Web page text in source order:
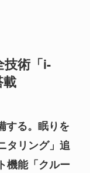
技術「i-
載
する。眠りを
タリング」追
機能「クルー